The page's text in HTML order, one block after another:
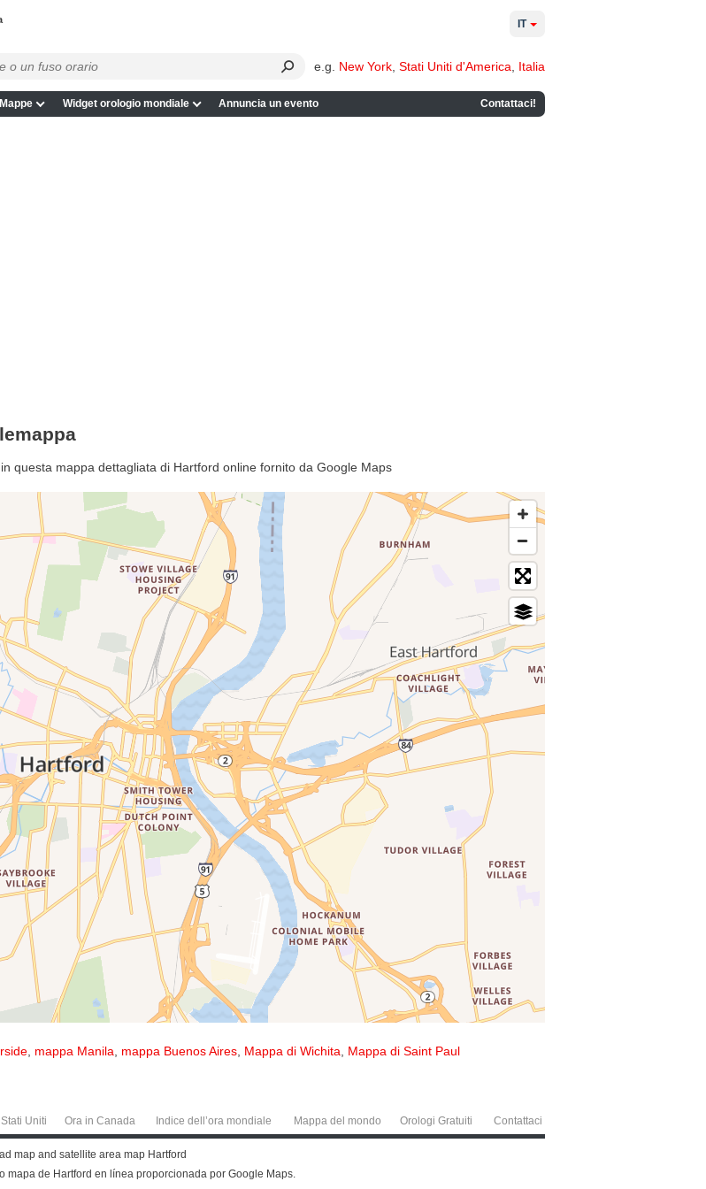
e.g. New York Stati Uniti d'America Italia
Mappe Widget orologio mondiale Annuncia un evento Contattaci!
IT
questa mappa dettagliata di Hartford online fornito da Google Maps
mappa Manila mappa Buenos Aires Mappa di Wichita Mappa di Saint Paul
Uniti Ora in Canada Indice dell’ora mondiale Mappa del mondo Orologi Gratuiti Contattaci
map and satellite area map Hartford
mapa de Hartford en línea proporcionada por Google Maps.